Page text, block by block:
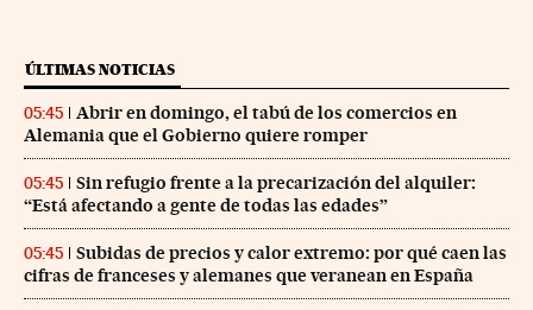
ÚLTIMAS NOTICIAS
05:45
Abrir en domingo, el tabú de los comercios en
Alemania que el Gobierno quiere romper
05:45
Sin refugio frente a la precarización del alquiler:
“Está afectando a gente de todas las edades”
05:45
Subidas de precios y calor extremo: por qué caen las
cifras de franceses y alemanes que veranean en España